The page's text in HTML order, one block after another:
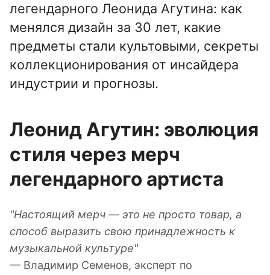
легендарного Леонида Агутина: как
менялся дизайн за 30 лет, какие
предметы стали культовыми, секреты
коллекционирования от инсайдера
индустрии и прогнозы.
Леонид Агутин: эволюция
стиля через мерч
легендарного артиста
"Настоящий мерч — это не просто товар, а
способ выразить свою принадлежность к
музыкальной культуре"
— Владимир Семенов, эксперт по